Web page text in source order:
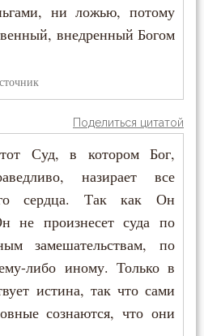
ни ложью, потому
внедренный Богом
Поделиться цитатой
Суд, в котором Бог,
назирает все
сердца. Так как Он
не произнесет суда по
замешательствам, по
либо иному. Только в
истина, так что сами
сознаются, что они